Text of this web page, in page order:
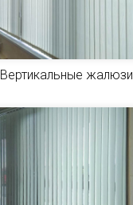
Вертикальные жалюзи